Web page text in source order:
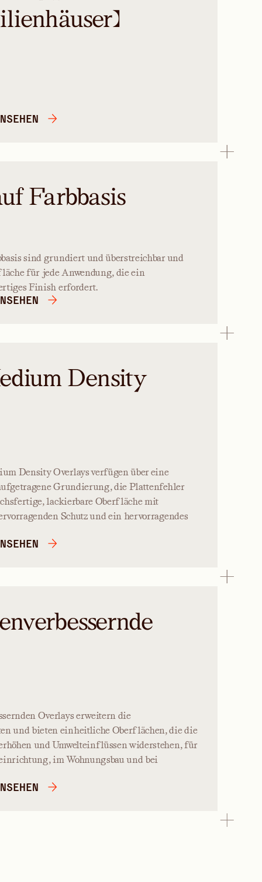
Farbbasis
sind grundiert und überstreichbar und
für jede Anwendung, die ein
Finish erfordert.
Density
Density Overlays verfügen über eine
Grundierung, die Plattenfehler
lackierbare Oberfläche mit
Schutz und ein hervorragendes
Overlays erweitern die
und bieten einheitliche Oberflächen, die die
und Umwelteinflüssen widerstehen, für
im Wohnungsbau und bei